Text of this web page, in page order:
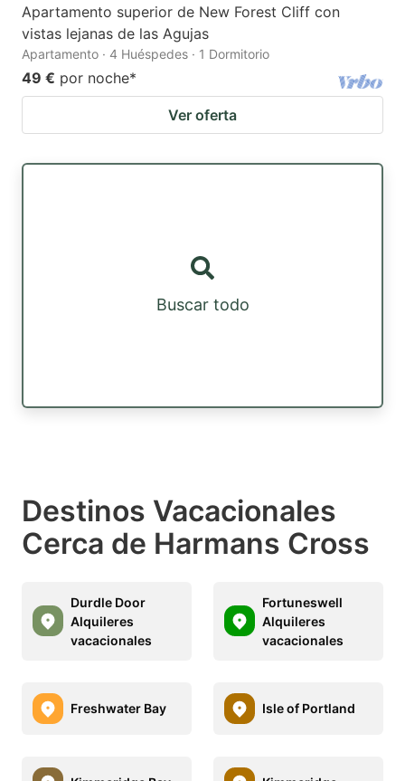
Apartamento superior de New Forest Cliff con
vistas lejanas de las Agujas
Apartamento · 4 Huéspedes · 1 Dormitorio
49 € por noche*
Ver oferta
Buscar todo
Destinos Vacacionales
Cerca de Harmans Cross
Durdle Door
Alquileres
vacacionales
Fortuneswell
Alquileres
vacacionales
Freshwater Bay Isle of Portland